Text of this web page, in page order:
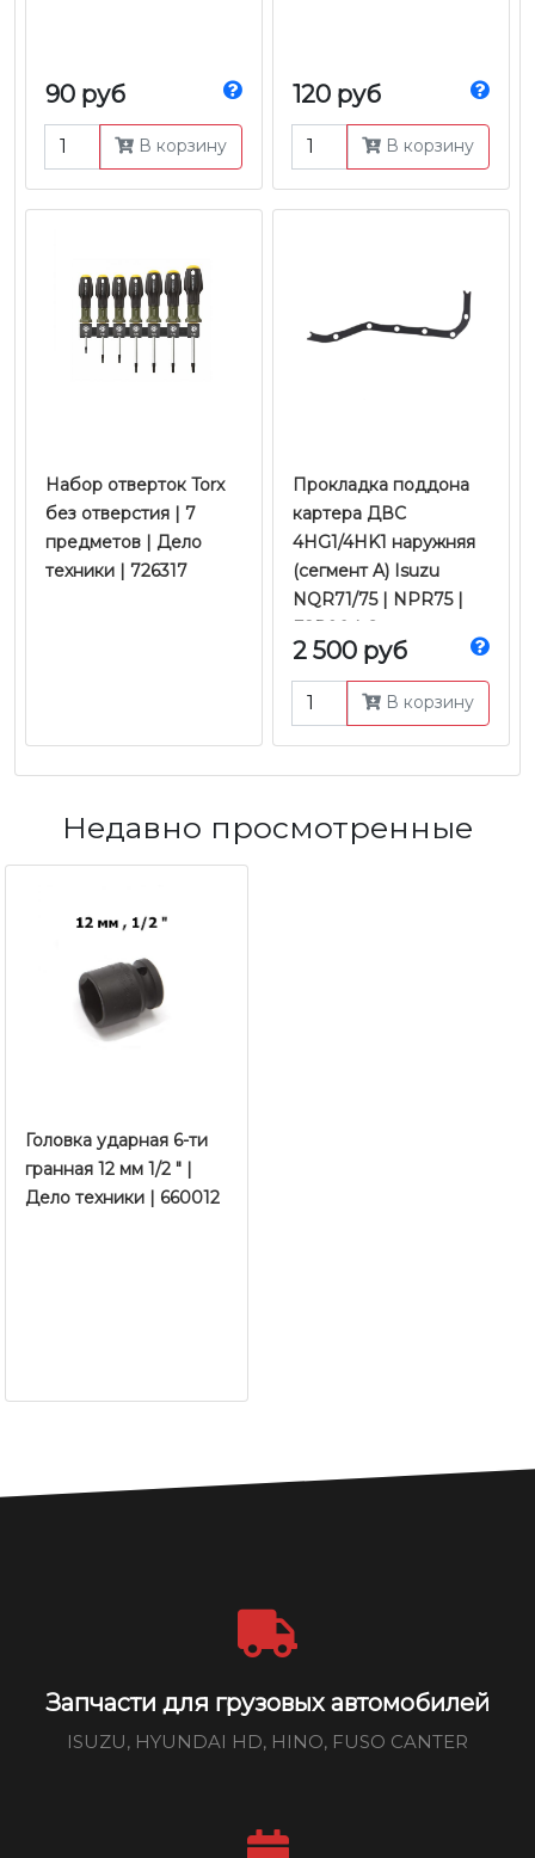
90 руб
В корзину
120 руб
В корзину
Набор отверток Torx
без отверстия | 7
предметов | Дело
техники | 726317
Прокладка поддона
картера ДВС
4HG1/4HK1 наружняя
(сегмент A) Isuzu
NQR71/75 | NPR75 |
FSR90 | Оригинал
2 500 руб
В корзину
Недавно просмотренные
Головка ударная 6-ти
гранная 12 мм 1/2 " |
Дело техники | 660012
Запчасти для грузовых автомобилей
ISUZU, HYUNDAI HD, HINO, FUSO CANTER